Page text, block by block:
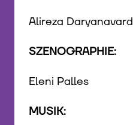
Alireza Daryanavard
SZENOGRAPHIE:
Eleni Palles
MUSIK: